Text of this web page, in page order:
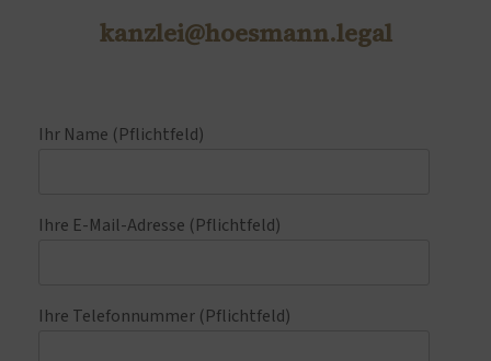
kanzlei@hoesmann.legal
Ihr Name (Pflichtfeld)
Ihre E-Mail-Adresse (Pflichtfeld)
Ihre Telefonnummer (Pflichtfeld)